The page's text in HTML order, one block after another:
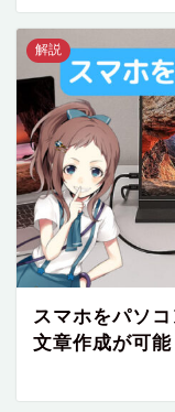
解説
スマホをパソ
文章作成が可能